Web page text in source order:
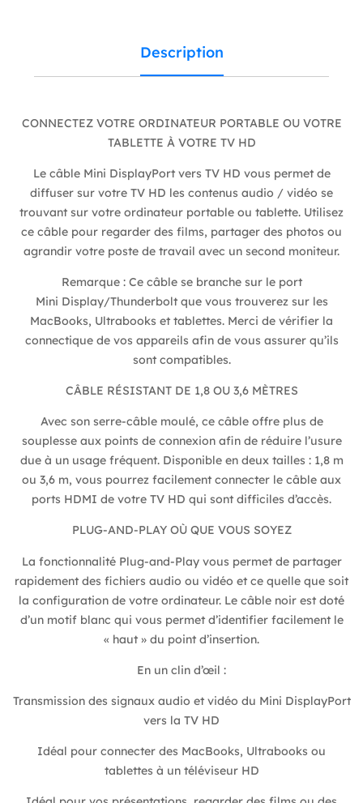
Description
CONNECTEZ VOTRE ORDINATEUR PORTABLE OU VOTRE
TABLETTE À VOTRE TV HD
Le câble Mini DisplayPort vers TV HD vous permet de
diffuser sur votre TV HD les contenus audio / vidéo se
trouvant sur votre ordinateur portable ou tablette. Utilisez
ce câble pour regarder des films, partager des photos ou
agrandir votre poste de travail avec un second moniteur.
Remarque : Ce câble se branche sur le port
Mini Display/Thunderbolt que vous trouverez sur les
MacBooks, Ultrabooks et tablettes. Merci de vérifier la
connectique de vos appareils afin de vous assurer qu’ils
sont compatibles.
CÂBLE RÉSISTANT DE 1,8 OU 3,6 MÈTRES
Avec son serre-câble moulé, ce câble offre plus de
souplesse aux points de connexion afin de réduire l’usure
due à un usage fréquent. Disponible en deux tailles : 1,8 m
ou 3,6 m, vous pourrez facilement connecter le câble aux
ports HDMI de votre TV HD qui sont difficiles d’accès.
PLUG-AND-PLAY OÙ QUE VOUS SOYEZ
La fonctionnalité Plug-and-Play vous permet de partager
rapidement des fichiers audio ou vidéo et ce quelle que soit
la configuration de votre ordinateur. Le câble noir est doté
d’un motif blanc qui vous permet d’identifier facilement le
« haut » du point d’insertion.
En un clin d’œil :
Transmission des signaux audio et vidéo du Mini DisplayPort
vers la TV HD
Idéal pour connecter des MacBooks, Ultrabooks ou
tablettes à un téléviseur HD